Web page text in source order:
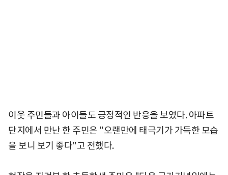
이웃 주민들과 아이들도 긍정적인 반응을 보였다. 아파트
단지에서 만난 한 주민은 "오랜만에 태극기가 가득한 모습
을 보니 보기 좋다"고 전했다.